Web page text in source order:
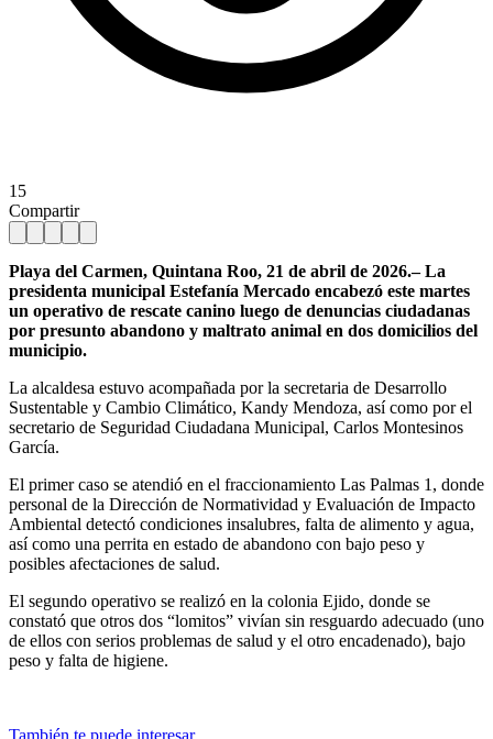
15
Compartir
Playa del Carmen, Quintana Roo, 21 de abril de 2026.– La
presidenta municipal Estefanía Mercado encabezó este martes
un operativo de rescate canino luego de denuncias ciudadanas
por presunto abandono y maltrato animal en dos domicilios del
municipio.
La alcaldesa estuvo acompañada por la secretaria de Desarrollo
Sustentable y Cambio Climático, Kandy Mendoza, así como por el
secretario de Seguridad Ciudadana Municipal, Carlos Montesinos
García.
El primer caso se atendió en el fraccionamiento Las Palmas 1, donde
personal de la Dirección de Normatividad y Evaluación de Impacto
Ambiental detectó condiciones insalubres, falta de alimento y agua,
así como una perrita en estado de abandono con bajo peso y
posibles afectaciones de salud.
El segundo operativo se realizó en la colonia Ejido, donde se
constató que otros dos “lomitos” vivían sin resguardo adecuado (uno
de ellos con serios problemas de salud y el otro encadenado), bajo
peso y falta de higiene.
También te puede interesar